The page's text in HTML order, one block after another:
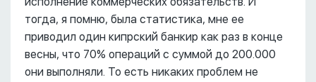
тогда, я помню, была статистика, мне ее
приводил один кипрский банкир как раз в конце
весны, что 70% операций с суммой до 200.000
они выполняли. То есть никаких проблем не